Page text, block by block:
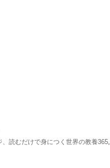
、読むだけで身につく世界の教養365,